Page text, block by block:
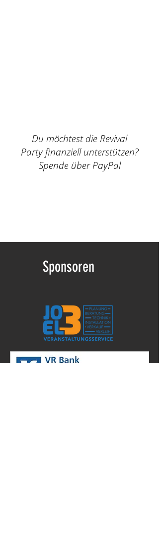
Du möchtest die Revival
Partyfinanziellunterstützen?
Spende über PayPal
Sponsoren